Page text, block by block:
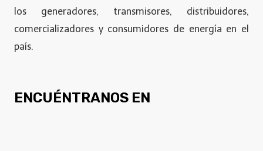
los generadores, transmisores, distribuidores,
comercializadores y consumidores de energía en el
país.
ENCUÉNTRANOS EN